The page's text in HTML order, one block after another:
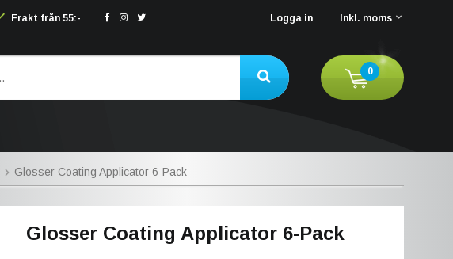
Frakt från 55:- Logga in Inkl. moms
0
Glosser Coating Applicator 6-Pack
Glosser Coating Applicator 6-Pack